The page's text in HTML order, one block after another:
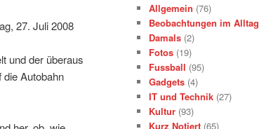
27. Juli 2008
und der überaus
Autobahn
Allgemein (76)
Beobachtungen im Alltag
Damals (2)
Fotos (19)
Fussball (95)
Gadgets (4)
IT und Technik (27)
Kultur (93)
Kurz Notiert (65)